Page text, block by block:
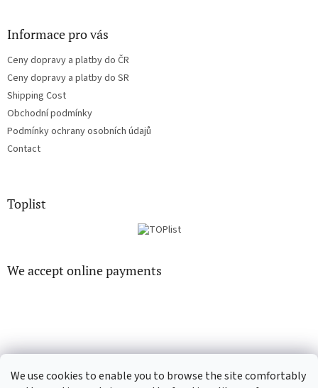
We use cookies to enable you to browse the site comfortably
Informace pro vás
Ceny dopravy a platby do ČR
Ceny dopravy a platby do SR
Shipping Cost
Obchodní podmínky
Podmínky ochrany osobních údajů
Contact
Toplist
We accept online payments